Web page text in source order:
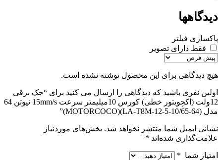
دیدگاهها
پاکسازی فیلتر
فقط دارای تصویر
هیچ دیدگاهی برای این محصول نوشته نشده است.
اولین نفری باشید که دیدگاهی را ارسال می کنید برای “جک برقی
12ولت (اکچویتور خطی) کورس 10میلیمتر سرعت 15mm/s نیوتن 64
مدل (LA-T8M-12-5-10/65-64)(MOTORCOCO)”
نشانی ایمیل شما منتشر نخواهد شد. بخش‌های موردنیاز
علامت‌گذاری شده‌اند *
امتیاز شما *